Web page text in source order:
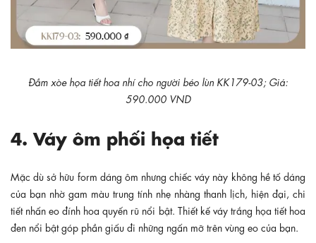
Đầm xòe họa tiết hoa nhí cho người béo lùn KK179-03; Giá:
590.000 VND
4. Váy ôm phối họa tiết
Mặc dù sở hữu form dáng ôm nhưng chiếc váy này không hề tố dáng
của bạn nhờ gam màu trung tính nhẹ nhàng thanh lịch, hiện đại, chi
tiết nhấn eo đính hoa quyến rũ nổi bật. Thiết kế váy trắng họa tiết hoa
đen nổi bật góp phần giấu đi những ngấn mỡ trên vùng eo của bạn.